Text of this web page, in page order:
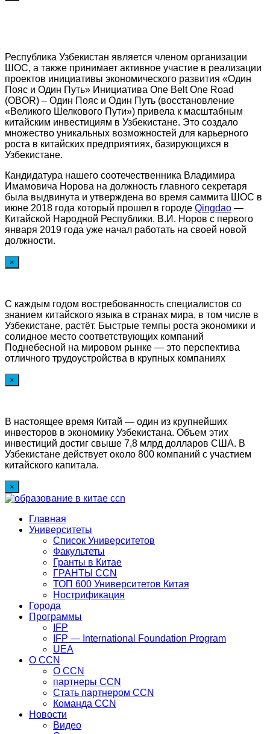
Республика Узбекистан является членом организации
ШОС, а также принимает активное участие в реализации
проектов инициативы экономического развития «Один
Пояс и Один Путь» Инициатива One Belt One Road
(OBOR) – Один Пояс и Один Путь (восстановление
«Великого Шелкового Пути») привела к масштабным
китайским инвестициям в Узбекистане. Это создало
множество уникальных возможностей для карьерного
роста в китайских предприятиях, базирующихся в
Узбекистане.
Кандидатура нашего соотечественника Владимира
Имамовича Норова на должность главного секретаря
была выдвинута и утверждена во время саммита ШОС в
июне 2018 года который прошел в городе Qingdao —
Китайской Народной Республики. В.И. Норов с первого
января 2019 года уже начал работать на своей новой
должности.
×
С каждым годом востребованность специалистов со
знанием китайского языка в странах мира, в том числе в
Узбекистане, растёт. Быстрые темпы роста экономики и
солидное место соответствующих компаний
Поднебесной на мировом рынке — это перспектива
отличного трудоустройства в крупных компаниях
×
В настоящее время Китай — один из крупнейших
инвесторов в экономику Узбекистана. Объем этих
инвестиций достиг свыше 7,8 млрд долларов США. В
Узбекистане действует около 800 компаний с участием
китайского капитала.
×
Главная
Университеты
Список Университетов
Факультеты
Гранты в Китае
ГРАНТЫ ССN
ТОП 600 Университетов Китая
Нострификация
Города
Программы
IFP
IFP — International Foundation Program
UEA
О CCN
О CCN
партнеры ССN
Стать партнером CCN
Команда ССN
Новости
Видео